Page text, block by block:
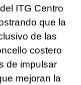
ITG Centro
que la
de las
costero
de impulsar
mejoran la